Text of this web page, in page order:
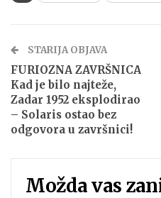
STARIJA OBJAVA
FURIOZNA ZAVRŠNICA
Kad je bilo najteže,
Zadar 1952 eksplodirao
– Solaris ostao bez
odgovora u završnici!
Možda vas